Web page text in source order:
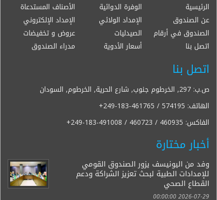
الرئيسية الوفرة الدوائية
الأصناف المستدعاة
عن الصندوق
الإمداد الولائي
الإمداد الإلكتروني
الصندوق في أرقام
الصيدليات
عروض و تخفيضات
اتصل بنا
أسعار الأدوية مدراء الصندوق
اتصل بنا
ص.ب: 297, الخرطوم جنوب, شارع الحرية, الخرطوم, السودان
الهاتف: +249-183-461765 / 574195
الفاكس: +249-183-491008 / 460723 / 460935
أخبار مختارة
وفد من اليونيسف يزور الصندوق القومي
للإمدادات الطبية لبحث تعزيز الشراكة ودعم
القطاع الصحي
2026-07-29 00:00:00